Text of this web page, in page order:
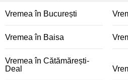
Vremea în București
Vremea în Baisa
Vremea în Cătămărești-
Deal